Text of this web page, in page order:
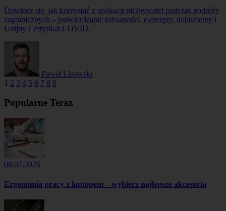
Dowiedz się, jak korzystać z aplikacji mObywatel podczas podróży
zagranicznych – potwierdzanie tożsamości, e-recepty, dokumenty i
Unijny Certyfikat COVID.
Paweł Lisowski
1 2 3 4 5 6 7 8 9
Popularne Teraz
08.07.2026
Ergonomia pracy z laptopem – wybierz najlepsze akcesoria